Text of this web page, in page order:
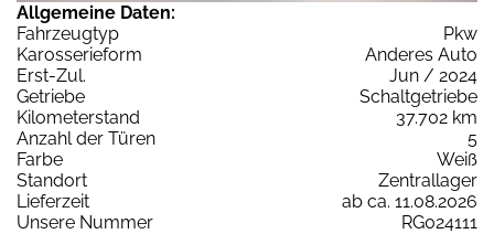
Allgemeine Daten:
Fahrzeugtyp
Pkw
Karosserieform
Anderes Auto
Erst-Zul.
Jun / 2024
Getriebe
Schaltgetriebe
Kilometerstand
37.702 km
Anzahl der Türen
5
Farbe
Weiß
Standort
Zentrallager
Lieferzeit
ab ca. 11.08.2026
Unsere Nummer
RG024111